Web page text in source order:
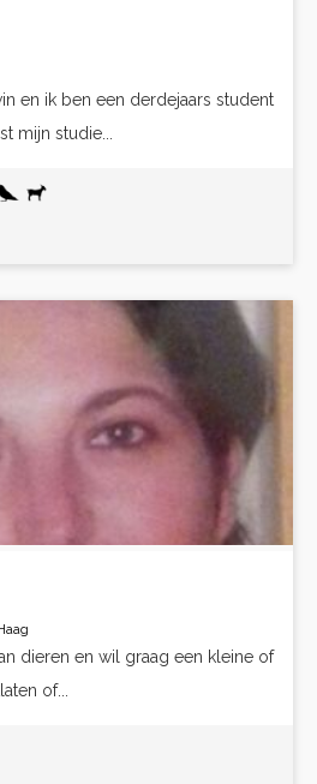
en ik ben een derdejaars student
mijn studie...
dieren en wil graag een kleine of
of...